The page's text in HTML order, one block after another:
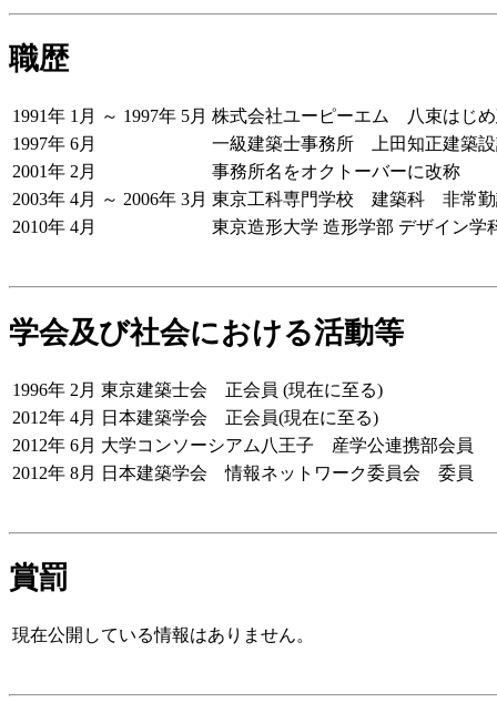
職歴
1991年 1月 ～ 1997年 5月 株式会社ユーピーエム 八束はじ
1997年 6月
一級建築士事務所 上田知正建築
2001年 2月
事務所名をオクトーバーに改称
2003年 4月 ～ 2006年 3月 東京工科専門学校 建築科 非常勤
2010年 4月
東京造形大学 造形学部 デザイン学
学会及び社会における活動等
1996年 2月 東京建築士会 正会員 (現在に至る)
2012年 4月
日本建築学会 正会員(現在に至る)
2012年 6月 大学コンソーシアム八王子 産学公連携部会員
2012年 8月
日本建築学会 情報ネットワーク委員会 委員
賞罰
現在公開している情報はありません。